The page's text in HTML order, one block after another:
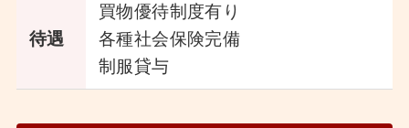
待遇
買物優待制度有り
各種社会保険完備
制服貸与